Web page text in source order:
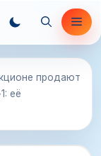
продают
её